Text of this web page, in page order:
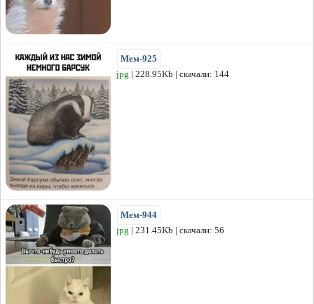
Мем-925
jpg | 228.95Kb | скачали: 144
Мем-944
jpg | 231.45Kb | скачали: 56